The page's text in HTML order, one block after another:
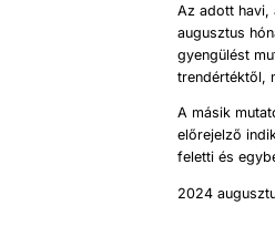
Az adott havi,
augusztus
gyengülést
trendértéktől,
A másik
előrejelző
feletti és
2024